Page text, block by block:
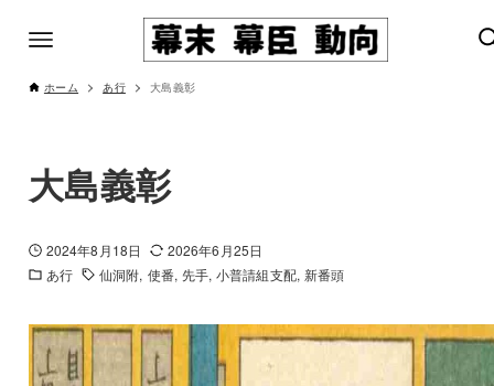
ホーム あ行 大島義彰
大島義彰
2024年8月18日
2026年6月25日
あ行
仙洞附 使番 先手 小普請組支配 新番頭